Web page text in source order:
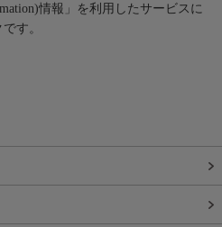
情報」を利用したサービスに
す。